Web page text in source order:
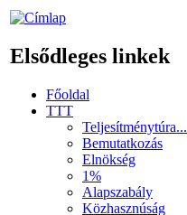
Elsődleges linkek
Főoldal
TTT
Teljesítménytúra...
Bemutatkozás
Elnökség
1%
Alapszabály
Közhasznúság